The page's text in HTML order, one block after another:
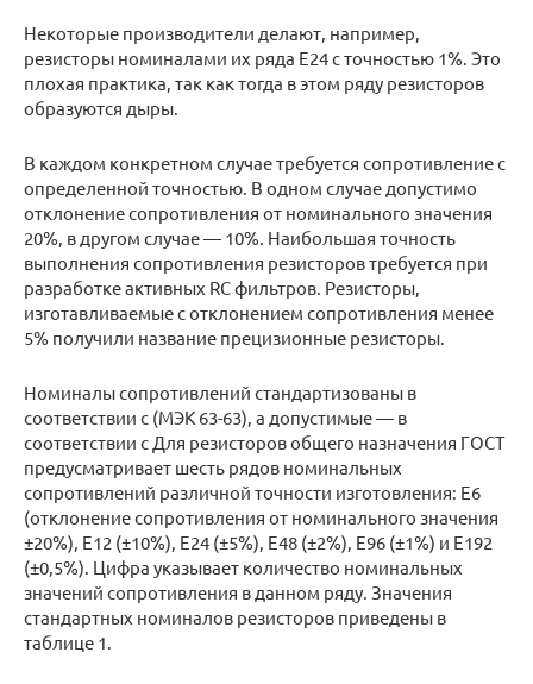
Некоторые производители делают, например,
резисторы номиналами их ряда E24 с точностью 1%. Это
плохая практика, так как тогда в этом ряду резисторов
образуются дыры.
В каждом конкретном случае требуется сопротивление с
определенной точностью. В одном случае допустимо
отклонение сопротивления от номинального значения
20%, в другом случае — 10%. Наибольшая точность
выполнения сопротивления резисторов требуется при
разработке активных RC фильтров. Резисторы,
изготавливаемые с отклонением сопротивления менее
5% получили название прецизионные резисторы.
Номиналы сопротивлений стандартизованы в
соответствии с (МЭК 63-63), а допустимые — в
соответствии с Для резисторов общего назначения ГОСТ
предусматривает шесть рядов номинальных
сопротивлений различной точности изготовления: Е6
(отклонение сопротивления от номинального значения
±20%), Е12 (±10%), Е24 (±5%), Е48 (±2%), Е96 (±1%) и Е192
(±0,5%). Цифра указывает количество номинальных
значений сопротивления в данном ряду. Значения
стандартных номиналов резисторов приведены в
таблице 1.